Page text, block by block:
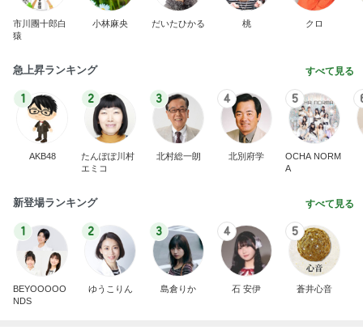
市川團十郎白
猿
小林麻央 だいたひかる 桃 クロ
急上昇ランキング すべて見る
1
AKB48
2
たんぽぽ川村
エミコ
3
北村総一朗
4
北別府学
5
OCHA NORM
A
新登場ランキング すべて見る
1
BEYOOOOO
NDS
2
ゆうこりん
3
島倉りか
4
石 安伊
5
蒼井心音